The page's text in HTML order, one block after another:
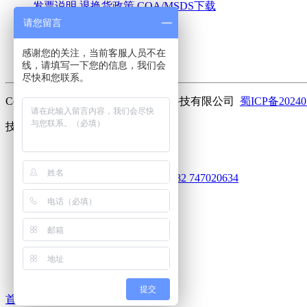
发票说明 退换货政策 COA/MSDS下载
关于我们
公司简介 联系我们 加入我们
Copyright ©2023 曼斯特(成都)生物科技有限公司 蜀ICP备
技术支持：库价化学
客服
752101920
913030682 747020634
电话
18010516991客服服务热线
微信
扫码关注
回到顶部
首页
请您留言
感谢您的关注，当前客服人员不在
线，请填写一下您的信息，我们会
尽快和您联系。
提交